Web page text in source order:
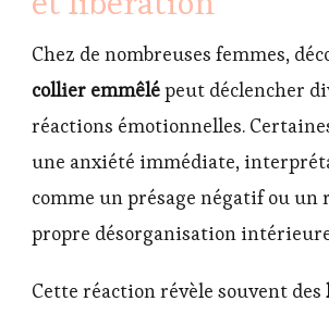
Chez de nombreuses femmes,
collier emmêlépeut déclencher
réactions émotionnelles.
une anxiété immédiate,
comme un présage négatif ou un
propre désorganisation
Cette réaction révèle souvent des